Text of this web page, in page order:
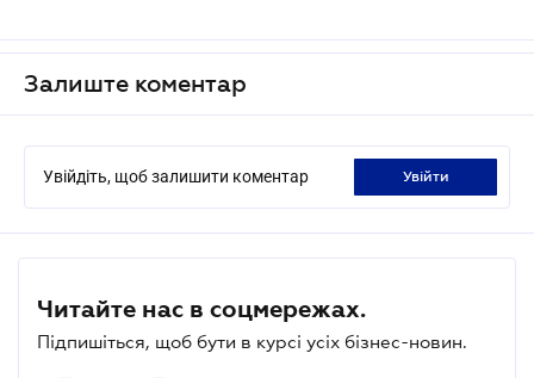
Залиште коментар
Увійдіть, щоб залишити коментар увійти
Читайте нас в соцмережах.
Підпишіться, щоб бути в курсі усіх бізнес-новин.